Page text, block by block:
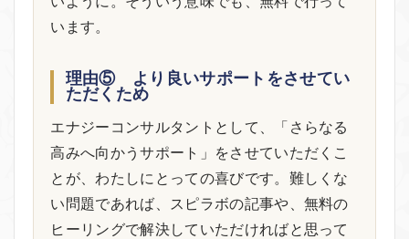
います。
理由⑤ より良いサポートをさせてい
ただくため
エナジーコンサルタントとして、「さらなる
高みへ向かうサポート」をさせていただくこ
とが、わたしにとっての喜びです。難しくな
い問題であれば、スピラボの記事や、無料の
ヒーリングで解決していただければと思って